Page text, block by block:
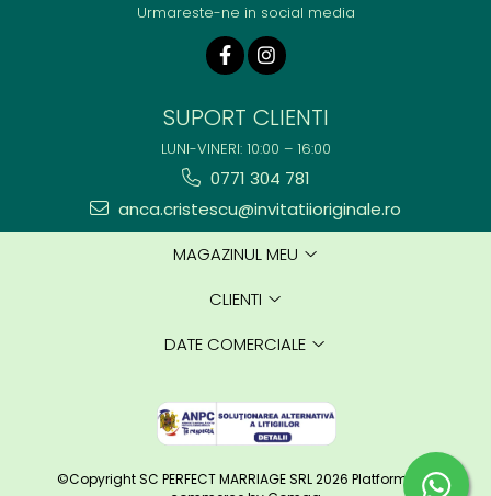
Urmareste-ne in social media
SUPORT CLIENTI
LUNI-VINERI: 10:00 – 16:00
0771 304 781
anca.cristescu@invitatiioriginale.ro
MAGAZINUL MEU
CLIENTI
DATE COMERCIALE
©Copyright SC PERFECT MARRIAGE SRL 2026 Platforma E-